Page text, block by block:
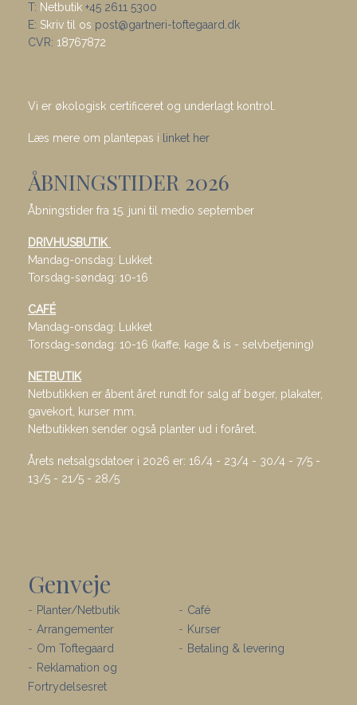
T: Netbutik +45 2611 5300
E: Skriv til os post@gartneri-toftegaard.dk
CVR: 18767872
Vi er økologisk certificeret og underlagt kontrol.
Læs mere om plantepas i linket her
ÅBNINGSTIDER 2026
Åbningstider fra 15. juni til medio september
DRIVHUSBUTIK
Mandag-onsdag: Lukket
Torsdag-søndag: 10-16
CAFÉ
Mandag-onsdag: Lukket
Torsdag-søndag: 10-16 (kaffe, kage & is - selvbetjening)
NETBUTIK
Netbutikken er åbent året rundt for salg af bøger, plakater,
gavekort, kurser mm.
Netbutikken sender også planter ud i foråret.
Årets netsalgsdatoer i 2026 er: 16/4 - 23/4 - 30/4 - 7/5 -
13/5 - 21/5 - 28/5
Genveje
Planter/Netbutik
Café
Arrangementer
Kurser
Om Toftegaard
Betaling & levering
Reklamation og
Fortrydelsesret